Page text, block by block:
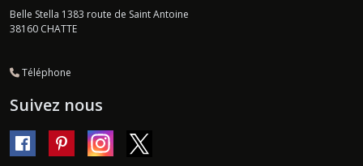
Belle Stella 1383 route de Saint Antoine
38160 CHATTE
Téléphone
Suivez nous